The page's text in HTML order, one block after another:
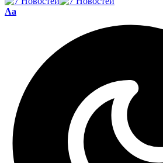
Aa